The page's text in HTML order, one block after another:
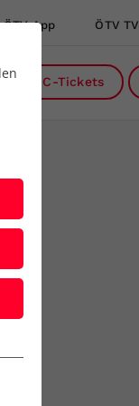
ÖTV App ÖTV TV
DC-Tickets